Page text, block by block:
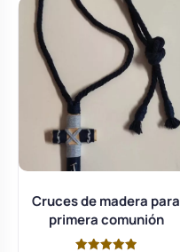
Cruces de madera para
primera comunión